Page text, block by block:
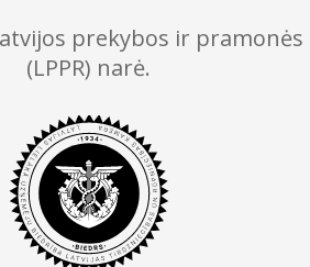
prekybos ir
(LPPR) narė.